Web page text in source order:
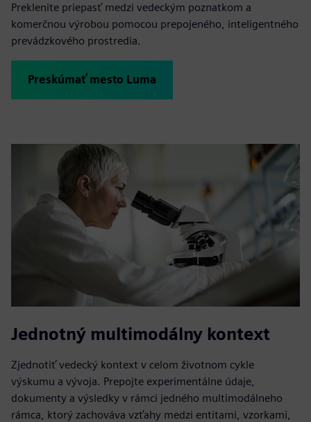
Preklenite priepasť medzi vedeckým poznatkom a
komerčnou výrobou pomocou prepojeného, inteligentného
prevádzkového prostredia.
Preskúmať mesto Luma
Jednotný multimodálny kontext
Zjednotiť vedecký kontext v celom životnom cykle
výskumu a vývoja. Prepojte experimentálne údaje,
dokumenty a výsledky v rámci jedného multimodálneho
rámca, ktorý zachováva vzťahy medzi entitami, vzorkami,